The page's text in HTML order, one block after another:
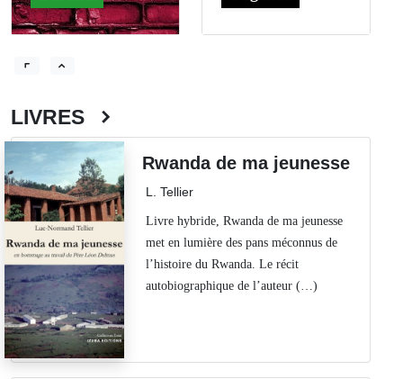
LIVRES
Rwanda de ma jeunesse
L. Tellier
Livre hybride, Rwanda de ma jeunesse
met en lumière des pans méconnus de
l’histoire du Rwanda. Le récit
autobiographique de l’auteur (…)